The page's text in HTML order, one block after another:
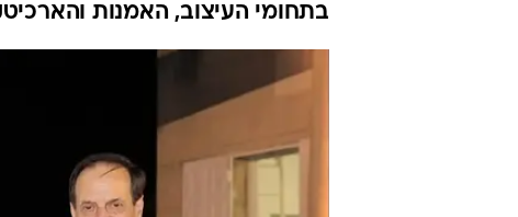
בתחומי העיצוב, האמנות והארכיטקטורה. ב-2021 קיבל